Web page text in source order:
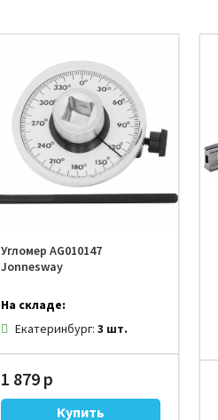
Угломер AG010147
Jonnesway
На складе:
Екатеринбург: 3 шт.
1 879 р